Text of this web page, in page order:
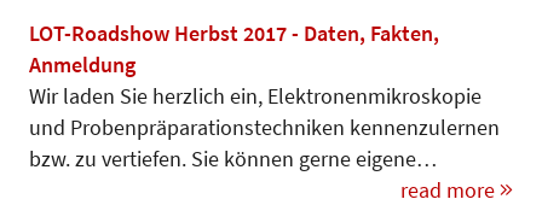
LOT-Roadshow Herbst 2017 - Daten, Fakten,
Anmeldung
Wir laden Sie herzlich ein, Elek­tro­nen­mikroskopie
und Pro­ben­prä­pa­­ra­tionstechniken kennenzu­ler­nen
bzw. zu vertiefen. Sie können gerne eigene…
read more